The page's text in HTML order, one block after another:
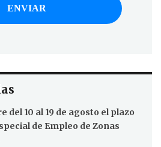
del 10 al 19 de agosto el plazo
de Empleo de Zonas